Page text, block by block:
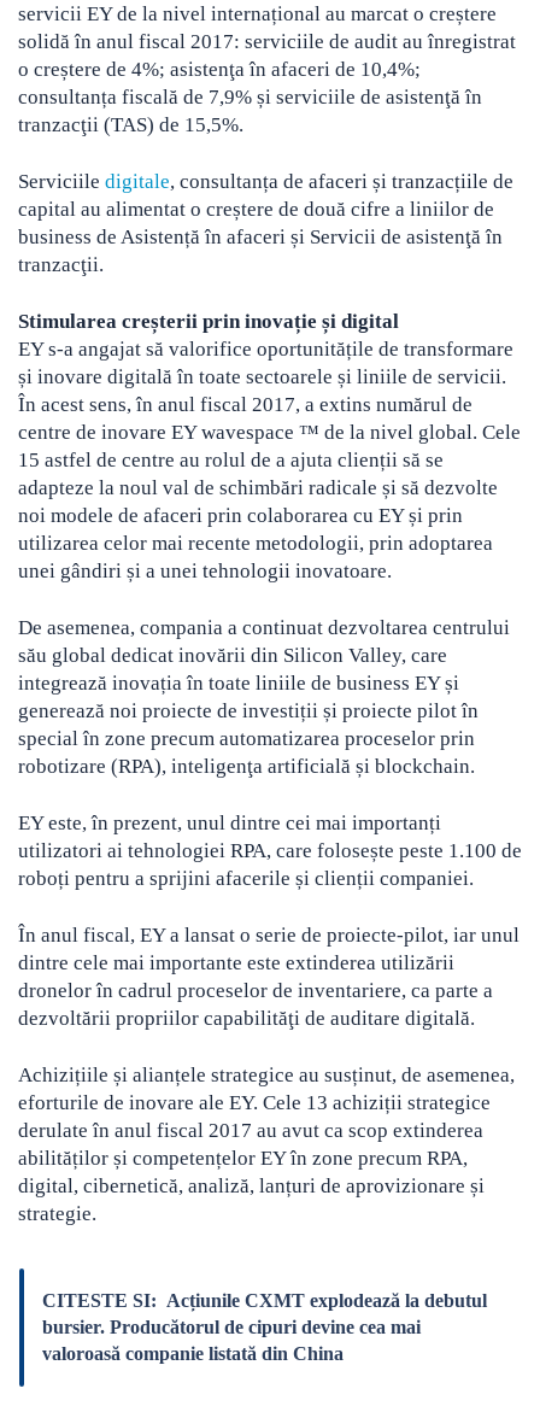
servicii EY de la nivel internațional au marcat o creștere
solidă în anul fiscal 2017: serviciile de audit au înregistrat
o creștere de 4%; asistenţa în afaceri de 10,4%;
consultanța fiscală de 7,9% și serviciile de asistenţă în
tranzacţii (TAS) de 15,5%.
Serviciile digitale, consultanța de afaceri și tranzacțiile de
capital au alimentat o creștere de două cifre a liniilor de
business de Asistență în afaceri și Servicii de asistenţă în
tranzacţii.
Stimularea creșterii prin inovație și digital
EY s-a angajat să valorifice oportunitățile de transformare
și inovare digitală în toate sectoarele și liniile de servicii.
În acest sens, în anul fiscal 2017, a extins numărul de
centre de inovare EY wavespace ™ de la nivel global. Cele
15 astfel de centre au rolul de a ajuta clienții să se
adapteze la noul val de schimbări radicale și să dezvolte
noi modele de afaceri prin colaborarea cu EY și prin
utilizarea celor mai recente metodologii, prin adoptarea
unei gândiri și a unei tehnologii inovatoare.
De asemenea, compania a continuat dezvoltarea centrului
său global dedicat inovării din Silicon Valley, care
integrează inovația în toate liniile de business EY și
generează noi proiecte de investiții și proiecte pilot în
special în zone precum automatizarea proceselor prin
robotizare (RPA), inteligenţa artificială și blockchain.
EY este, în prezent, unul dintre cei mai importanți
utilizatori ai tehnologiei RPA, care folosește peste 1.100 de
roboți pentru a sprijini afacerile și clienții companiei.
În anul fiscal, EY a lansat o serie de proiecte-pilot, iar unul
dintre cele mai importante este extinderea utilizării
dronelor în cadrul proceselor de inventariere, ca parte a
dezvoltării propriilor capabilităţi de auditare digitală.
Achizițiile și alianțele strategice au susținut, de asemenea,
eforturile de inovare ale EY. Cele 13 achiziții strategice
derulate în anul fiscal 2017 au avut ca scop extinderea
abilităților și competențelor EY în zone precum RPA,
digital, cibernetică, analiză, lanțuri de aprovizionare și
strategie.
CITESTE SI: Acțiunile CXMT explodează la debutul
bursier. Producătorul de cipuri devine cea mai
valoroasă companie listată din China